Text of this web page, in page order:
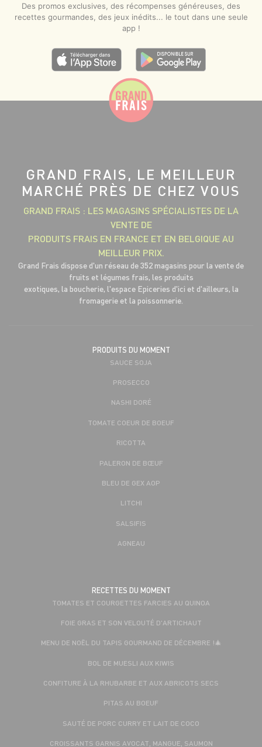
Des promos exclusives, des récompenses généreuses, des
recettes gourmandes, des jeux inédits... le tout dans une seule
app !
GRAND FRAIS, LE MEILLEUR
MARCHÉ PRÈS DE CHEZ VOUS
GRAND FRAIS : LES MAGASINS SPÉCIALISTES DE LA
VENTE DE
PRODUITS FRAIS EN FRANCE ET EN BELGIQUE AU
MEILLEUR PRIX.
Grand Frais dispose d'un réseau de 352 magasins pour la vente de
fruits et légumes frais, les produits
exotiques, la boucherie, l'espace Epiceries d'ici et d'ailleurs, la
fromagerie et la poissonnerie.
PRODUITS DU MOMENT
SAUCE SOJA
PROSECCO
NASHI DORÉ
TOMATE COEUR DE BOEUF
RICOTTA
PALERON DE BŒUF
BLEU DE GEX AOP
LITCHI
SALSIFIS
AGNEAU
RECETTES DU MOMENT
TOMATES ET COURGETTES FARCIES AU QUINOA
FOIE GRAS ET SON VELOUTÉ D'ARTICHAUT
MENU DE NOËL DU TAPIS GOURMAND DE DÉCEMBRE !🎄
BOL DE MUESLI AUX KIWIS
CONFITURE À LA RHUBARBE ET AUX ABRICOTS SECS
PITAS AU BOEUF
SAUTÉ DE PORC CURRY ET LAIT DE COCO
CROISSANTS GARNIS AVOCAT, MANGUE, SAUMON